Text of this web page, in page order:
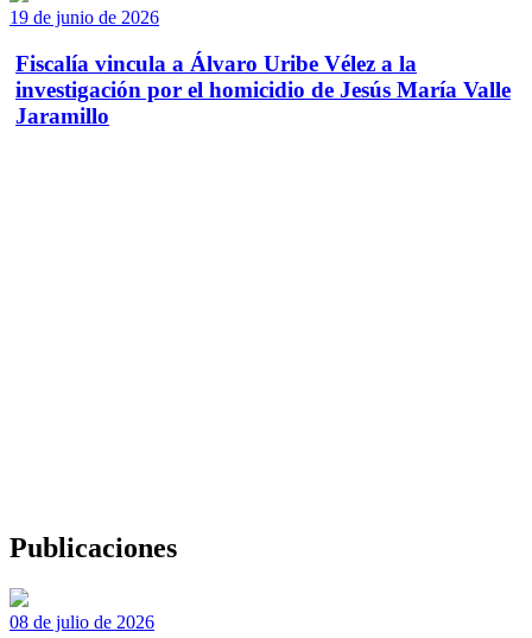
19 de junio de 2026
Fiscalía vincula a Álvaro Uribe Vélez a la
investigación por el homicidio de Jesús María Valle
Jaramillo
Publicaciones
08 de julio de 2026